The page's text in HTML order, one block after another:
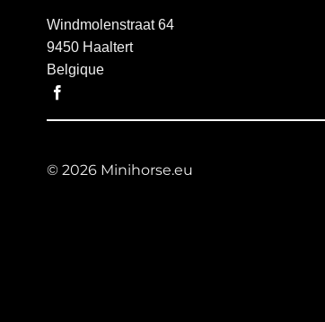
Windmolenstraat 64
9450 Haaltert
Belgique
© 2026 Minihorse.eu